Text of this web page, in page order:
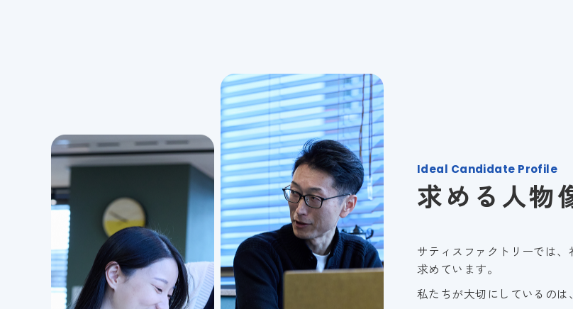
Ideal Candidate Profile
求める人物
サティスファクトリーでは
求めています。
私たちが大切にしているのは